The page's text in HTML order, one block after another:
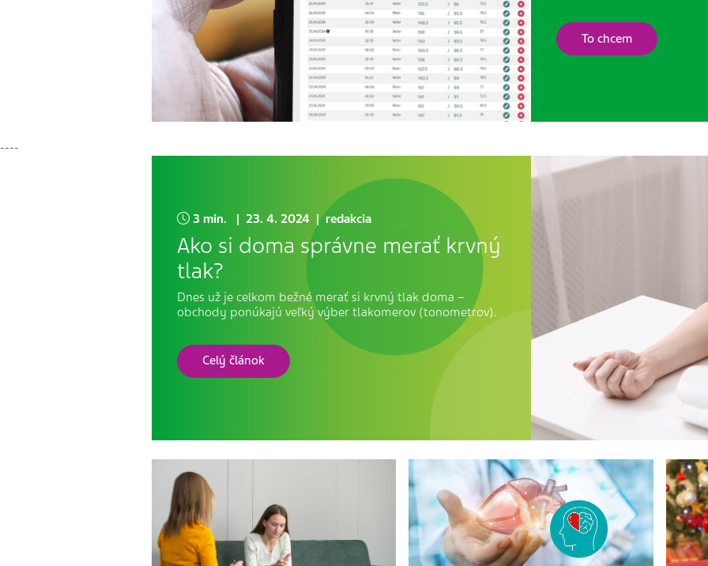
To chcem
----
3 min. | 23. 4. 2024 | redakcia
Ako si doma správne merať krvný
tlak?
Dnes už je celkom bežné merať si krvný tlak doma –
obchody ponúkajú veľký výber tlakomerov (tonometrov).
Celý článok